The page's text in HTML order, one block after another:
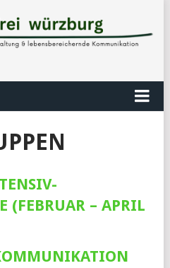
(FEBRUAR – APRIL